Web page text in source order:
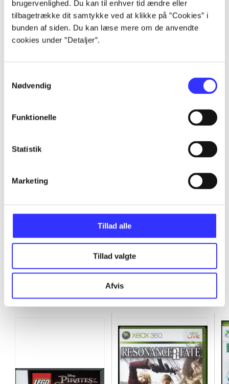
brugervenlighed. Du kan til enhver tid ændre eller
tilbagetrække dit samtykke ved at klikke på ”Cookies” i
bunden af siden. Du kan læse mere om de anvendte
cookies under ”Detaljer”.
Nødvendig
Funktionelle
Statistik
Marketing
Tillad alle
Tillad valgte
Afvis
Artikler
...
...
...
...
...